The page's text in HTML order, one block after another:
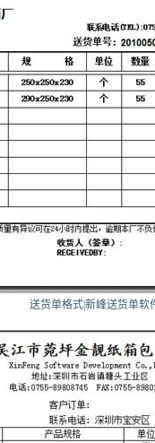
送货单格式|新峰送货单软